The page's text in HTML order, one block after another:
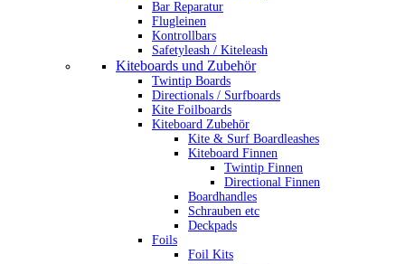
Bar Reparatur
Flugleinen
Kontrollbars
Safetyleash / Kiteleash
Kiteboards und Zubehör
Twintip Boards
Directionals / Surfboards
Kite Foilboards
Kiteboard Zubehör
Kite & Surf Boardleashes
Kiteboard Finnen
Twintip Finnen
Directional Finnen
Boardhandles
Schrauben etc
Deckpads
Foils
Foil Kits